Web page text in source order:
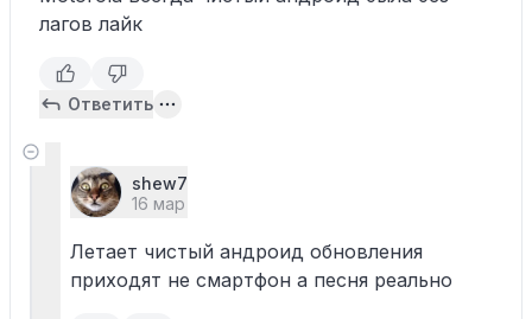
лагов лайк
Ответить
shew7
16 мар
Летает чистый андроид обновления
приходят не смартфон а песня реально